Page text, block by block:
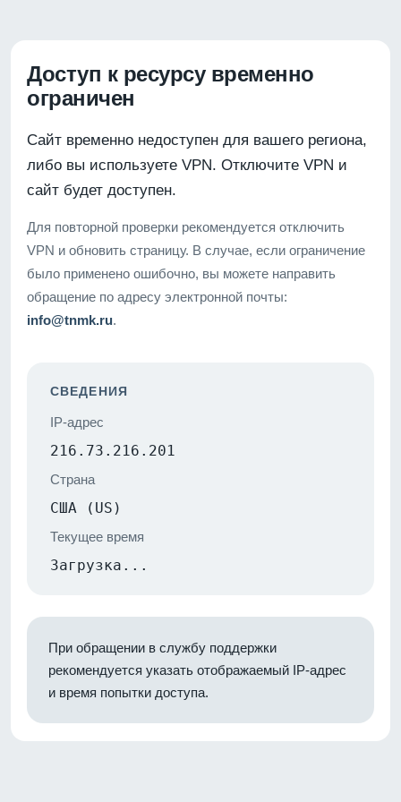
Доступ к ресурсу временно
ограничен
Сайт временно недоступен для вашего региона,
либо вы используете VPN. Отключите VPN и
сайт будет доступен.
Для повторной проверки рекомендуется отключить
VPN и обновить страницу. В случае, если ограничение
было применено ошибочно, вы можете направить
обращение по адресу электронной почты:
info@tnmk.ru.
СВЕДЕНИЯ
IP-адрес
216.73.216.201
Страна
США (US)
Текущее время
Загрузка...
При обращении в службу поддержки
рекомендуется указать отображаемый IP-адрес
и время попытки доступа.